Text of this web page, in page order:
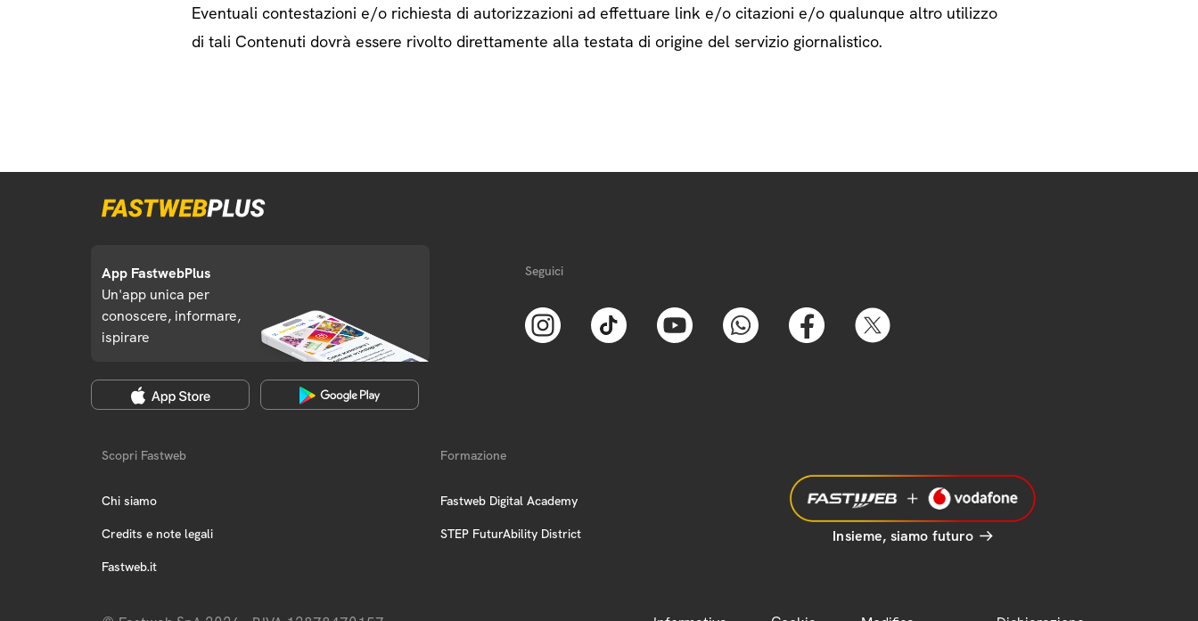
Eventuali contestazioni e/o richiesta di autorizzazioni ad effettuare link e/o citazioni e/o qualunque altro utilizzo
di tali Contenuti dovrà essere rivolto direttamente alla testata di origine del servizio giornalistico.
App FastwebPlus
Un'app unica per
conoscere, informare,
ispirare
Seguici
Scopri Fastweb
Chi siamo
Credits e note legali
Fastweb.it
Formazione
Fastweb Digital Academy
STEP FuturAbility District Insieme, siamo futuro